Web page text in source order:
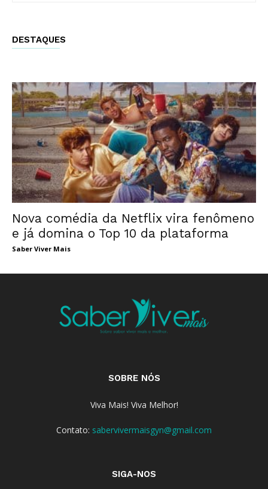
DESTAQUES
Nova comédia da Netflix vira fenômeno
e já domina o Top 10 da plataforma
Saber Viver Mais
SOBRE NÓS
Viva Mais! Viva Melhor!
Contato: sabervivermaisgyn@gmail.com
SIGA-NOS